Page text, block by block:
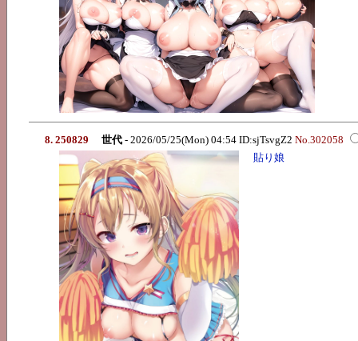
8. 250829 世代 - 2026/05/25(Mon) 04:54 ID:sjTsvgZ2 No.302058
貼り娘